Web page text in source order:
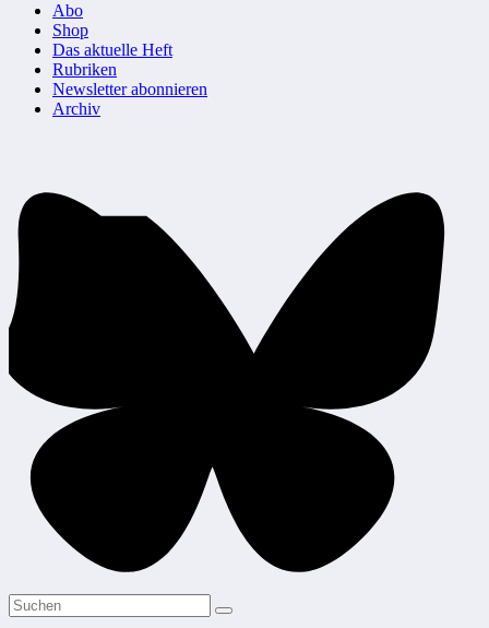
Abo
Shop
Das aktuelle Heft
Rubriken
Newsletter abonnieren
Archiv